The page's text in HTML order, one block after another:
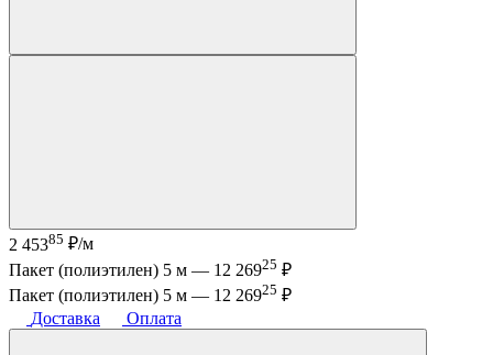
2 45385 ₽/м
Пакет (полиэтилен) 5 м — 12 26925 ₽
Пакет (полиэтилен) 5 м — 12 26925 ₽
Доставка
Оплата